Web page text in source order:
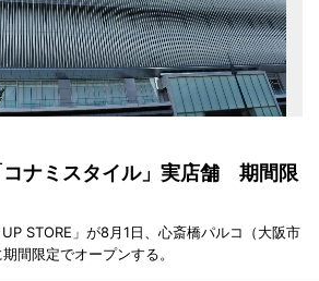
コナミスタイル」実店舗 期間限
UP STORE」が8月1日、心斎橋パルコ（大阪市
間限定でオープンする。